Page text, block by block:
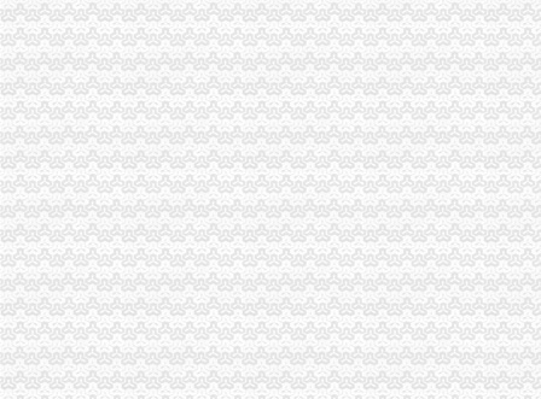
江津局“三个突出”加元旦春节市场的分公司营业执照注销监管
长寿区下岗失业人员从事个体经营呈现五大征
九龙坡局重庆分公司注销桷坪所以查获互联网广告虚宣案为突破化互联网广告
工商动态
全市代理注销分公司区县局信用信息化岗位大练抽考和竞赛正式开考
市重庆注销分公司局高印平副巡视员到渝北局检查指导工作
云局四项措施及早抓好节前食品市代办注销分公司场监管
市重庆注销分公司局召开企业个体工商户代表座谈会
经开区局优化投资环境为“沃尔玛”重庆分公司注销上门办照
经开区工商分局化措施切实净化广告市重庆注销分公司场
永川工商局加对旅游市重庆注销税务场秩序监管
市代办注销分公司局单衍华副局长参加石柱局国庆晚会
全市分公司营业执照注销工商系统基层建设和人才工作取得显著成绩
市代理注销分公司委学习整改活动督查组到市局督查调研
市重庆分公司注销公布网站7月份月评结果 市工商局和渝北区分列两项第一
郭翔副局重庆分公司注销长到西彭工业园区现场办公